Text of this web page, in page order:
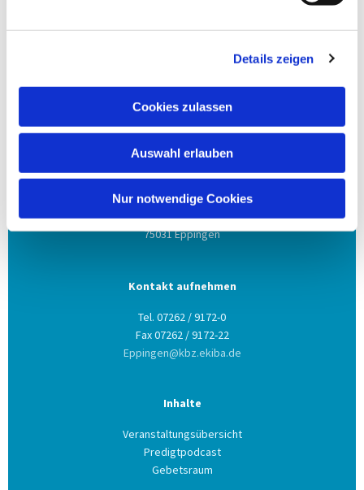
Details zeigen
Cookies zulassen
Auswahl erlauben
Nur notwendige Cookies
Evang. Kirchengemeinde Eppingen
Ludwig-Zorn-Str. 12
75031 Eppingen
Kontakt aufnehmen
Tel. 07262 / 9172-0
Fax 07262 / 9172-22
Eppingen@kbz.ekiba.de
Inhalte
Veranstaltungsübersicht
Predigtpodcast
Gebetsraum